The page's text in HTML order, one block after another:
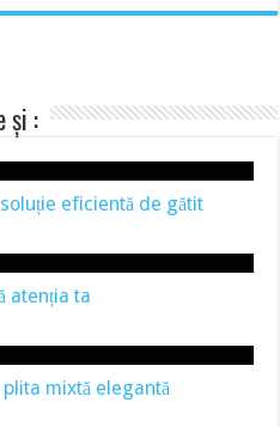
și :
eficientă de gătit
atenția ta
mixtă elegantă